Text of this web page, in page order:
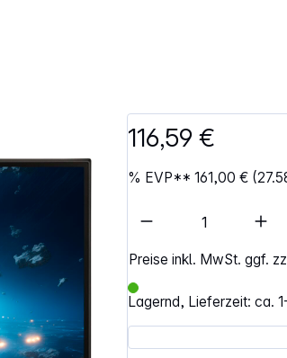
116,59 €
% EVP**161,00 €
Preise inkl. MwSt. ggf.
Lagernd, Lieferzeit: ca.
Artikel Anzahl: